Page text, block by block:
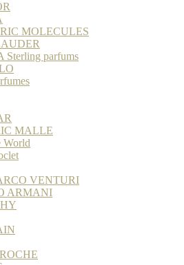
MOLECULES
Sterling parfums
MALLE
World
VENTURI
ARMANI